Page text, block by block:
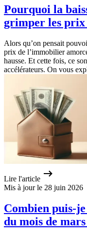
Pourquoi la
grimper les
Alors qu’on pensait
prix de l’immobilier
hausse. Et cette fois, ce
accélérateurs. On vous
Lire l'article
Mis à jour le 28 juin 2026
Combien puis-
du mois de